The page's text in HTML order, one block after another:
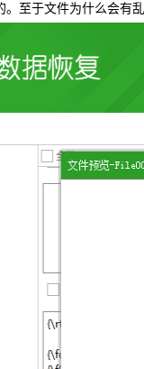
至于文件为什么会有